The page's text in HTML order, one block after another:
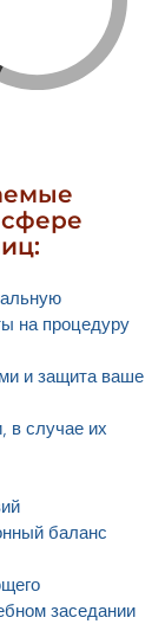
на процедуру
и защита ваше
в случае их
баланс
заседании